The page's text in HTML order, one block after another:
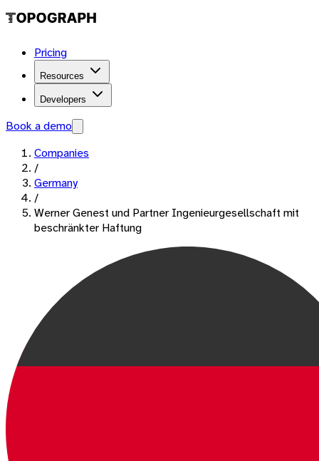
Pricing
Resources
Developers
Book a demo
Companies
/
Germany
/
Werner Genest und Partner Ingenieurgesellschaft mit
beschränkter Haftung